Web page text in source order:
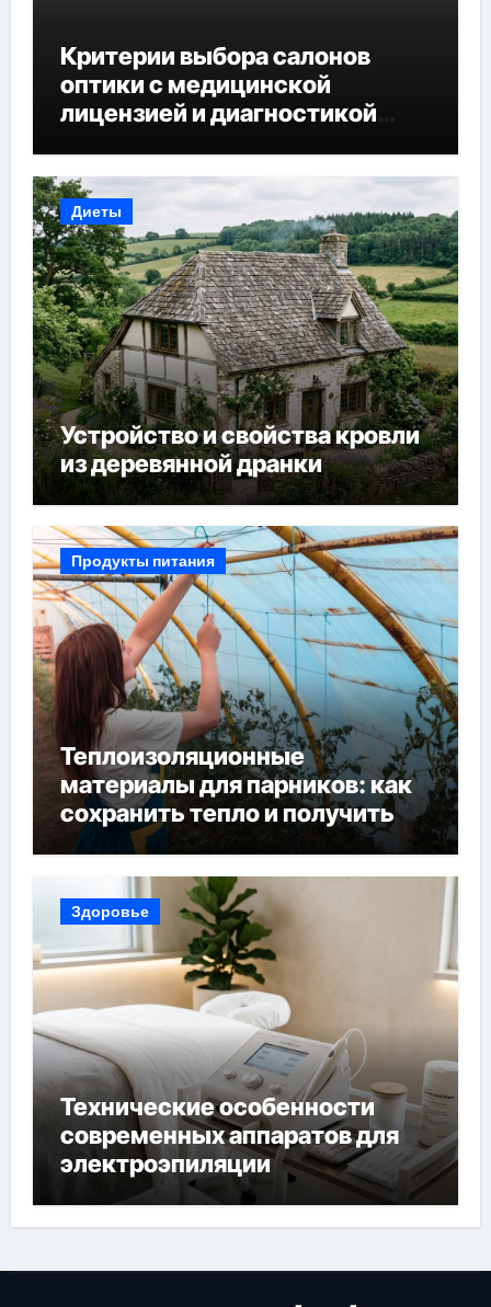
Критерии выбора салонов
оптики с медицинской
лицензией и диагностикой
Диеты
Устройство и свойства кровли
из деревянной дранки
Продукты питания
Теплоизоляционные
материалы для парников: как
сохранить тепло и получить
богатый урожай
Здоровье
Технические особенности
современных аппаратов для
электроэпиляции